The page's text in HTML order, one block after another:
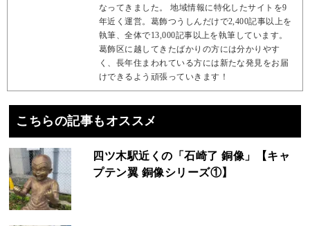
なってきました。 地域情報に特化したサイトを9
年近く運営。葛飾つうしんだけで2,400記事以上を
執筆、全体で13,000記事以上を執筆しています。
葛飾区に越してきたばかりの方には分かりやす
く、長年住まわれている方には新たな発見をお届
けできるよう頑張っていきます！
こちらの記事もオススメ
四ツ木駅近くの「石崎了 銅像」【キャ
プテン翼 銅像シリーズ①】